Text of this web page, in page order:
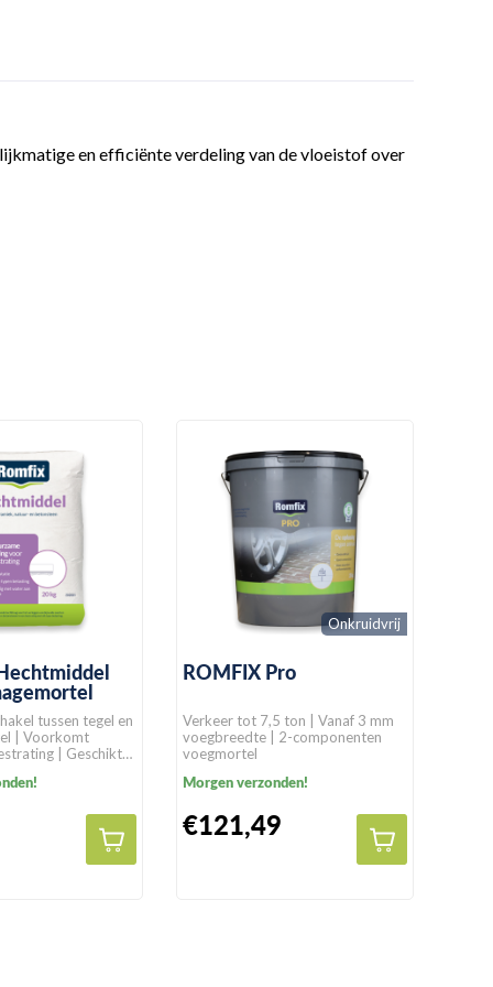
en efficiënte verdeling van de vloeistof over
tussen tegel en
| Voorkomt
| Geschikt
Onkruidvrij
ROMFIX Pro
Verkeer tot 7,5 ton | Vanaf 3 mm
voegbreedte | 2-componenten
voegmortel
Morgen verzonden!
€121,49